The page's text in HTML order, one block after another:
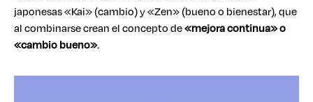
japonesas «Kai» (cambio) y «Zen» (bueno o bienestar), que
al combinarse crean el concepto de«mejora continua» o
«cambio bueno».